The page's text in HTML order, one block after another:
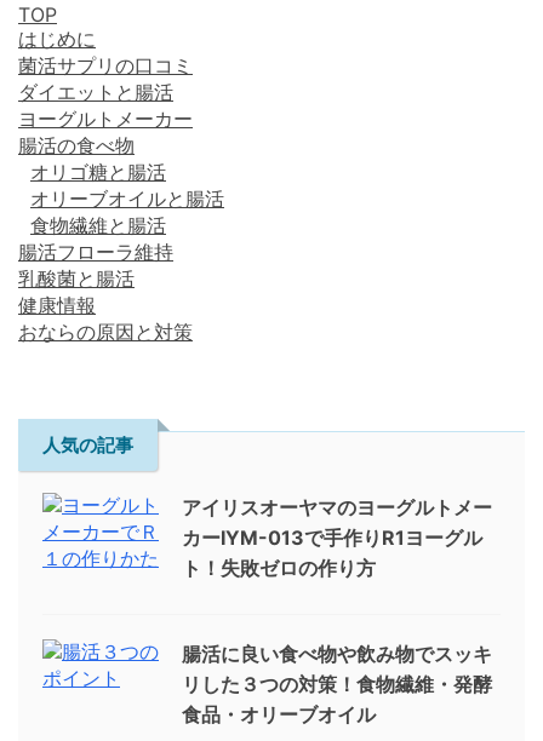
TOP
はじめに
菌活サプリの口コミ
ダイエットと腸活
ヨーグルトメーカー
腸活の食べ物
オリゴ糖と腸活
オリーブオイルと腸活
食物繊維と腸活
腸活フローラ維持
乳酸菌と腸活
健康情報
おならの原因と対策
人気の記事
アイリスオーヤマのヨーグルトメー
カーIYM-013で手作りR1ヨーグル
ト！失敗ゼロの作り方
腸活に良い食べ物や飲み物でスッキ
リした３つの対策！食物繊維・発酵
食品・オリーブオイル